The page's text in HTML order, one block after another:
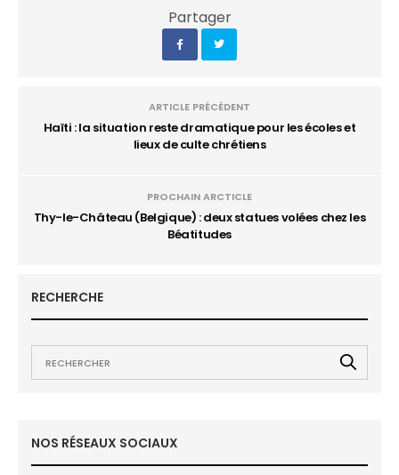
Partager
ARTICLE PRÉCÉDENT
Haïti : la situation reste dramatique pour les écoles et
lieux de culte chrétiens
PROCHAIN ARCTICLE
Thy-le-Château (Belgique) : deux statues volées chez les
Béatitudes
RECHERCHE
NOS RÉSEAUX SOCIAUX